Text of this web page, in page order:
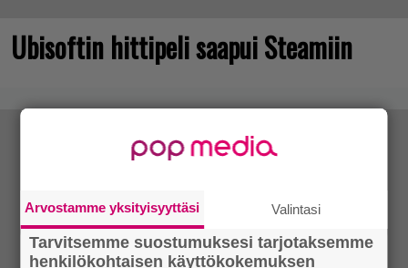
Ubisoftin hittipeli saapui Steamiin
Arvostamme yksityisyyttäsi Valintasi
Tarvitsemme suostumuksesi tarjotaksemme
henkilökohtaisen käyttökokemuksen